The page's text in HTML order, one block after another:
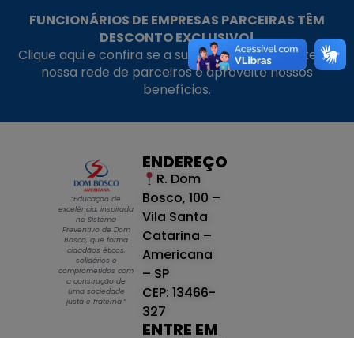
FUNCIONÁRIOS DE EMPRESAS PARCEIRAS TÊM
DESCONTO EXCLUSIVO!
Clique aqui e confira se a sua empresa faz parte da
nossa rede de parceiros e aproveite nossos
benefícios.
“Educação de
excelência, inspirada
no Sistema
Preventivo de Dom
Bosco, que forma
cidadãos éticos,
solidários e
comprometidos com
a construção de
uma sociedade
justa e fraterna.”
ENDEREÇO
R. Dom
Bosco, 100 –
Vila Santa
Catarina –
Americana
– SP
CEP: 13466-
327
ENTRE EM